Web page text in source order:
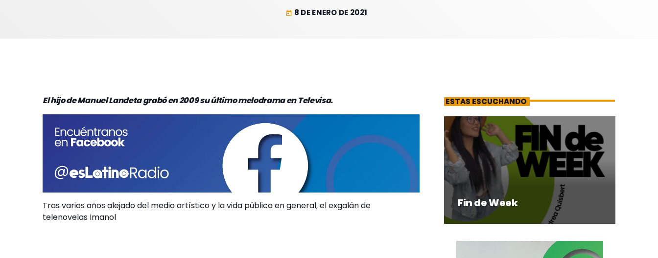
today 8 DE ENERO DE 2021
El hijo de Manuel Landeta grabó en 2009 su último melodrama en Televisa.
Tras varios años alejado del medio artístico y la vida pública en general, el exgalán de
telenovelas Imanol
ESTAS ESCUCHANDO
Fin de Week